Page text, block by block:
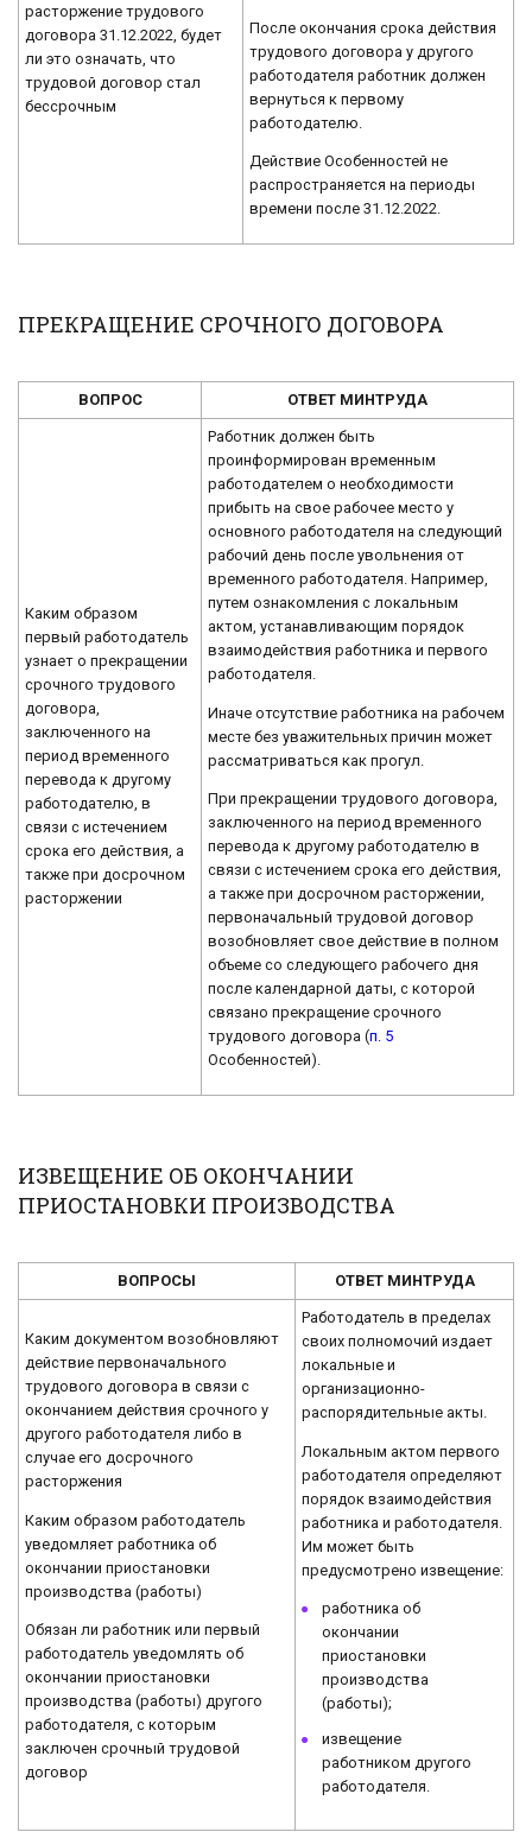
расторжение трудового
договора 31.12.2022, будет
ли это означать, что
трудовой договор стал
бессрочным
После окончания срока действия
трудового договора у другого
работодателя работник должен
вернуться к первому
работодателю.
Действие Особенностей не
распространяется на периоды
времени после 31.12.2022.
ПРЕКРАЩЕНИЕ СРОЧНОГО ДОГОВОРА
ВОПРОС ОТВЕТ МИНТРУДА
Каким образом
первый работодатель
узнает о прекращении
срочного трудового
договора,
заключенного на
период временного
перевода к другому
работодателю, в
связи с истечением
срока его действия, а
также при досрочном
расторжении
Работник должен быть
проинформирован временным
работодателем о необходимости
прибыть на свое рабочее место у
основного работодателя на следующий
рабочий день после увольнения от
временного работодателя. Например,
путем ознакомления с локальным
актом, устанавливающим порядок
взаимодействия работника и первого
работодателя.
Иначе отсутствие работника на рабочем
месте без уважительных причин может
рассматриваться как прогул.
При прекращении трудового договора,
заключенного на период временного
перевода к другому работодателю в
связи с истечением срока его действия,
а также при досрочном расторжении,
первоначальный трудовой договор
возобновляет свое действие в полном
объеме со следующего рабочего дня
после календарной даты, с которой
связано прекращение срочного
трудового договора (п. 5
Особенностей).
ИЗВЕЩЕНИЕ ОБ ОКОНЧАНИИ
ПРИОСТАНОВКИ ПРОИЗВОДСТВА
ВОПРОСЫ ОТВЕТ МИНТРУДА
Каким документом возобновляют
действие первоначального
трудового договора в связи с
окончанием действия срочного у
другого работодателя либо в
случае его досрочного
расторжения
Каким образом работодатель
уведомляет работника об
окончании приостановки
производства (работы)
Обязан ли работник или первый
работодатель уведомлять об
окончании приостановки
производства (работы) другого
работодателя, с которым
заключен срочный трудовой
договор
Работодатель в пределах
своих полномочий издает
локальные и
организационно-
распорядительные акты.
Локальным актом первого
работодателя определяют
порядок взаимодействия
работника и работодателя.
Им может быть
предусмотрено извещение:
работника об
окончании
приостановки
производства
(работы);
извещение
работником другого
работодателя.